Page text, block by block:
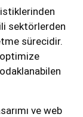
sektörlerden
sürecidir.
optimize
ve web